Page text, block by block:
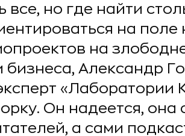
все, но где найти
на
на
бизнеса, Александр
«Лаборатории
Он надеется, она
а сами